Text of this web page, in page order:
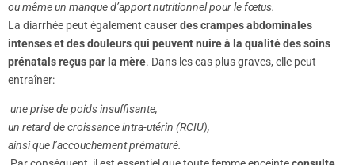
ou même un manque d’apport nutritionnel pour le fœtus.
La diarrhée peut également causerdes crampes abdominales
intenses et des douleurs qui peuvent nuire à la qualité des soins
prénatals reçus par la mère. Dans les cas plus graves, elle peut
entraîner:
une prise de poids insuffisante,
un retard de croissance intra-utérin (RCIU),
ainsi que l’accouchement prématuré.